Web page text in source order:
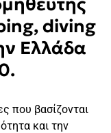
diving
Ελλάδα
που βασίζονται
και την